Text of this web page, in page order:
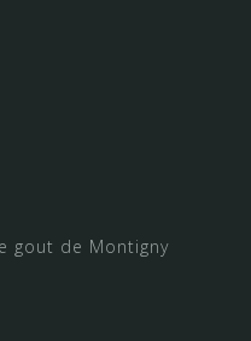
gout de Montigny